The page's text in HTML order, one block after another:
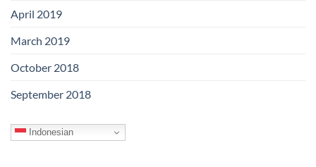
April 2019
March 2019
October 2018
September 2018
Indonesian